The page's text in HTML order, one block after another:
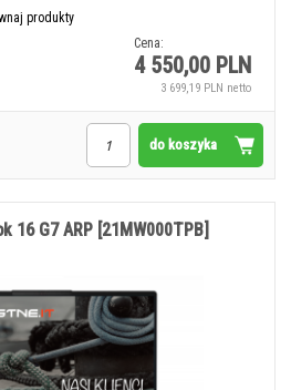
produkty
Cena:
4 550,00 PLN
3 699,19 PLN netto
do koszyka
16 G7 ARP [21MW000TPB]